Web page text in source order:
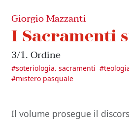
Giorgio Mazzanti
I Sacramenti
3/1. Ordine
#soteriologia. sacramenti #
#mistero pasquale
Il volume prosegue il